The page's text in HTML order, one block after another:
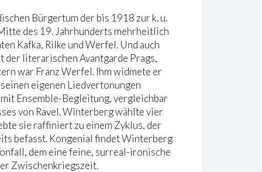
Bürgertum der bis 1918 zur k. u.
des 19. Jahrhunderts mehrheitlich
Kafka, Rilke und Werfel. Und auch
literarischen Avantgarde Prags,
war Franz Werfel. Ihm widmete er
eigenen Liedvertonungen
Ensemble-Begleitung, vergleichbar
von Ravel. Winterberg wählte vier
sie raffiniert zu einem Zyklus, der
befasst. Kongenial findet Winterberg
dem eine feine, surreal-ironische
Zwischenkriegszeit.